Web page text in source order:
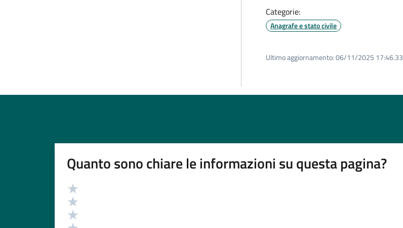
Categorie:
Anagrafe e stato civile
Ultimo aggiornamento:06/11/2025 17:46.33
Quanto sono chiare le informazioni su questa pagina?
Valutazione